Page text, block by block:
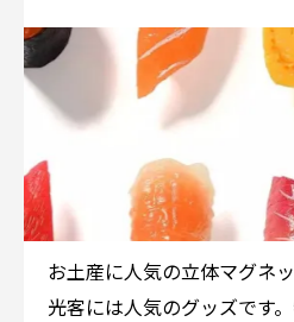
お土産に人気の立体マグネ
光客には人気のグッズです